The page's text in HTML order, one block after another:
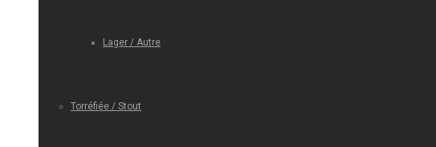
Lager / Autre
Torréfiée / Stout